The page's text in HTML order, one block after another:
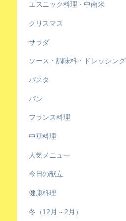
エスニック料理・中南米
クリスマス
サラダ
ソース・調味料・ドレッシング
パスタ
パン
フランス料理
中華料理
人気メニュー
今日の献立
健康料理
冬（12月～2月）